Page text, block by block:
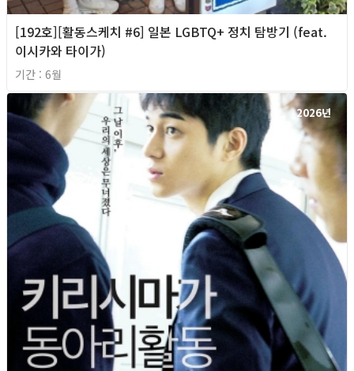
[192호][활동스케치 #6] 일본 LGBTQ+ 정치 탐방기 (feat.
이시카와 타이가)
기간 : 6월
2026년